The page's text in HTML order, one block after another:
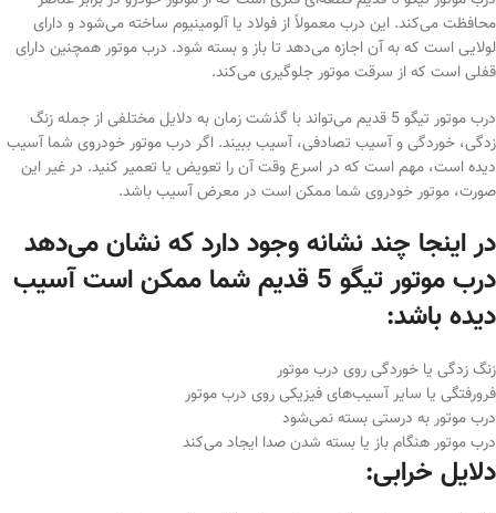
محافظت می‌کند. این درب معمولاً از فولاد یا آلومینیوم ساخته می‌شود و دارای
لولایی است که به آن اجازه می‌دهد تا باز و بسته شود. درب موتور همچنین دارای
قفلی است که از سرقت موتور جلوگیری می‌کند.
درب موتور تیگو 5 قدیم می‌تواند با گذشت زمان به دلایل مختلفی از جمله زنگ
زدگی، خوردگی و آسیب تصادفی، آسیب ببیند. اگر درب موتور خودروی شما آسیب
دیده است، مهم است که در اسرع وقت آن را تعویض یا تعمیر کنید. در غیر این
صورت، موتور خودروی شما ممکن است در معرض آسیب باشد.
در اینجا چند نشانه وجود دارد که نشان می‌دهد
درب موتور تیگو 5 قدیم شما ممکن است آسیب
دیده باشد:
زنگ زدگی یا خوردگی روی درب موتور
فرورفتگی یا سایر آسیب‌های فیزیکی روی درب موتور
درب موتور به درستی بسته نمی‌شود
درب موتور هنگام باز یا بسته شدن صدا ایجاد می‌کند
دلایل خرابی: